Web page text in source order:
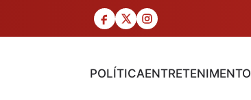
POLÍTICAENTRETENIMENTO